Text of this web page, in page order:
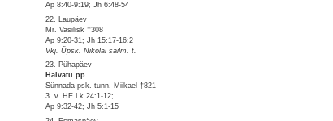
Ap 8:40-9:19; Jh 6:48-54
22. Laupäev
Mr. Vasilisk †308
Ap 9:20-31; Jh 15:17-16:2
Vkj. Üpsk. Nikolai säilm. t.
23. Pühapäev
Halvatu pp.
Sünnada psk. tunn. Miikael †821
3. v. HE Lk 24:1-12;
Ap 9:32-42; Jh 5:1-15